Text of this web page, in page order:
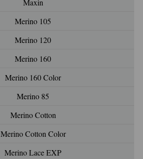
Maxin
Merino 105
Merino 120
Merino 160
Merino 160 Color
Merino 85
Merino Cotton
Merino Cotton Color
Merino Lace EXP